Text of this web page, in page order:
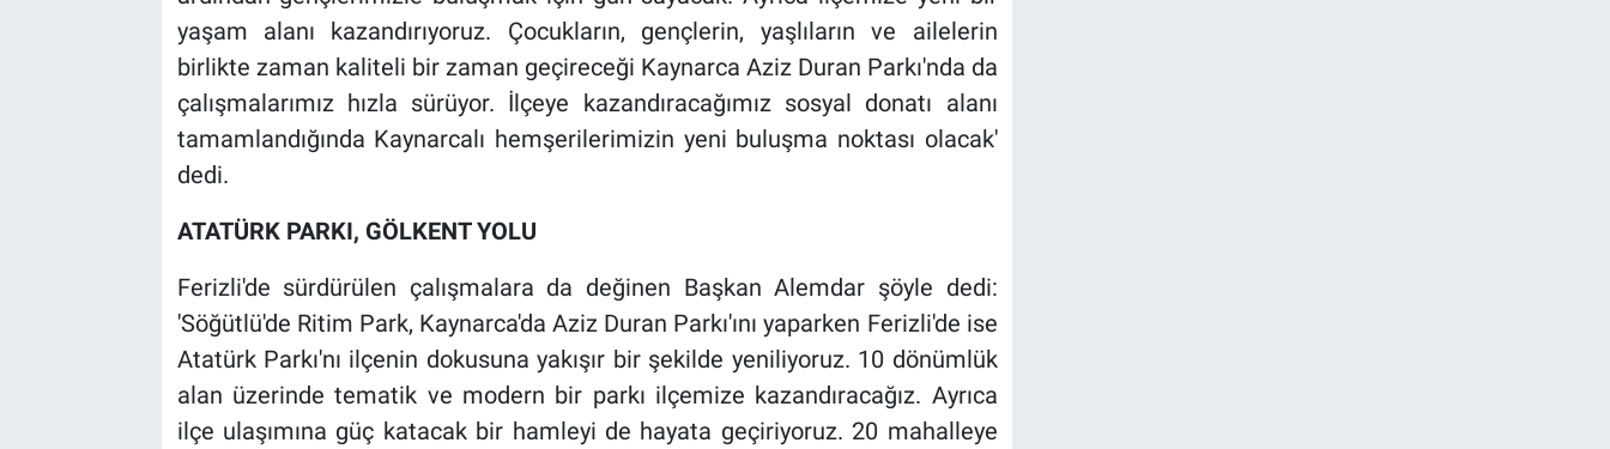
yaşam alanı kazandırıyoruz. Çocukların, gençlerin, yaşlıların ve ailelerin
birlikte zaman kaliteli bir zaman geçireceği Kaynarca Aziz Duran Parkı'nda da
çalışmalarımız hızla sürüyor. İlçeye kazandıracağımız sosyal donatı alanı
tamamlandığında Kaynarcalı hemşerilerimizin yeni buluşma noktası olacak'
dedi.
ATATÜRK PARKI, GÖLKENT YOLU
Ferizli'de sürdürülen çalışmalara da değinen Başkan Alemdar şöyle dedi:
'Söğütlü'de Ritim Park, Kaynarca'da Aziz Duran Parkı'ını yaparken Ferizli'de ise
Atatürk Parkı'nı ilçenin dokusuna yakışır bir şekilde yeniliyoruz. 10 dönümlük
alan üzerinde tematik ve modern bir parkı ilçemize kazandıracağız. Ayrıca
ilçe ulaşımına güç katacak bir hamleyi de hayata geçiriyoruz. 20 mahalleye